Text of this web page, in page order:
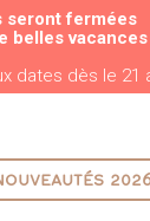
seront fermées
belles
dates dès le 21